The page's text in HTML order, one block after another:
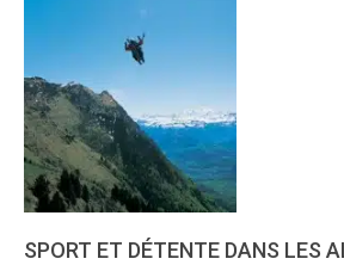
SPORT ET DÉTENTE DANS LES